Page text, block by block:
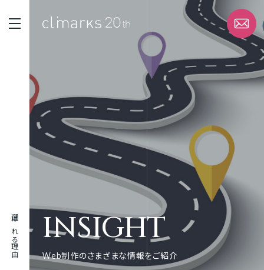
選ばれる理由
STRENGTH
選ばれる理由
SERVICE
サービス
ABOUT
INSIGHT
Web制作のさまざまな情報をご紹介